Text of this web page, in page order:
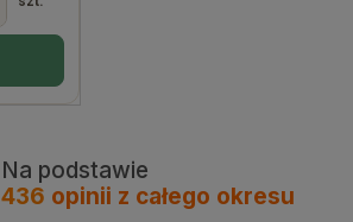
Na podstawie
436 opinii z całego okresu